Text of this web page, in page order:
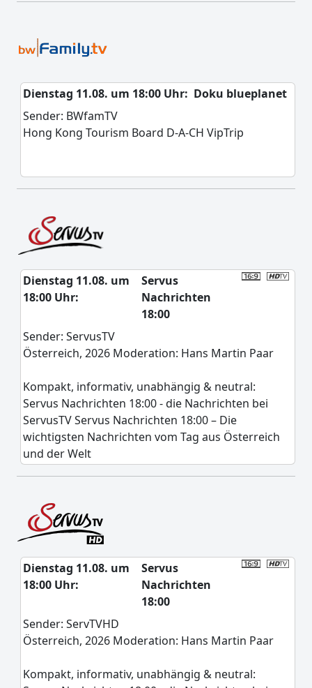
Dienstag 11.08. um 18:00 Uhr: Doku blueplanet
Sender: BWfamTV
Hong Kong Tourism Board D-A-CH VipTrip
Dienstag 11.08. um
18:00 Uhr:
Servus
Nachrichten
18:00
Sender: ServusTV
Österreich, 2026 Moderation: Hans Martin Paar
Kompakt, informativ, unabhängig & neutral:
Servus Nachrichten 18:00 - die Nachrichten bei
ServusTV Servus Nachrichten 18:00 – Die
wichtigsten Nachrichten vom Tag aus Österreich
und der Welt
Dienstag 11.08. um
18:00 Uhr:
Servus
Nachrichten
18:00
Sender: ServTVHD
Österreich, 2026 Moderation: Hans Martin Paar
Kompakt, informativ, unabhängig & neutral: